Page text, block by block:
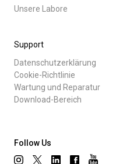
Unsere Labore
Support
Datenschutzerklärung
Cookie-Richtlinie
Wartung und Reparatur
Download-Bereich
Follow Us